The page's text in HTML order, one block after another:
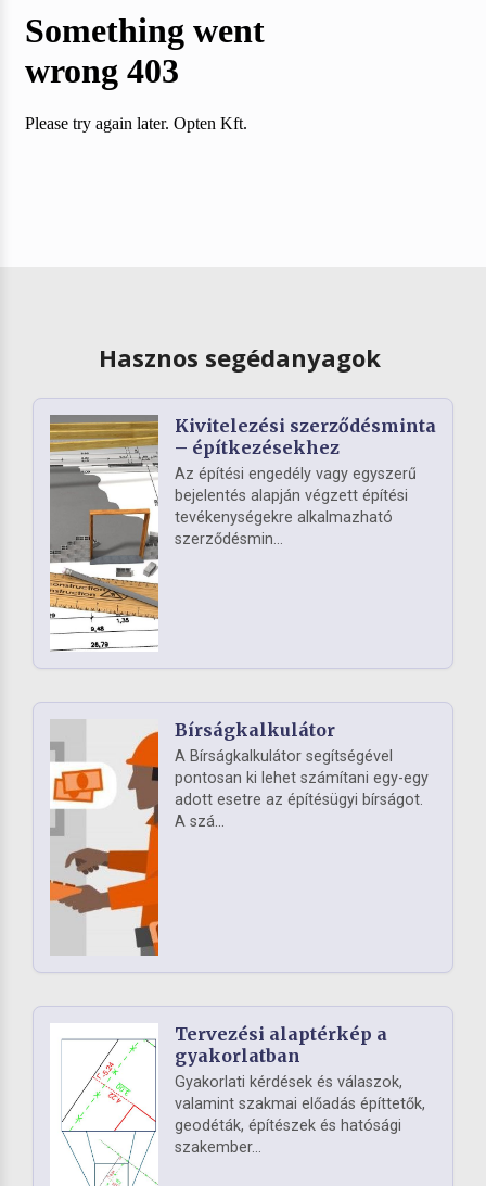
Hasznos segédanyagok
Kivitelezési szerződésminta
– építkezésekhez
Az építési engedély vagy egyszerű
bejelentés alapján végzett építési
tevékenységekre alkalmazható
szerződésmin...
Bírságkalkulátor
A Bírságkalkulátor segítségével
pontosan ki lehet számítani egy-egy
adott esetre az építésügyi bírságot.
A szá...
Tervezési alaptérkép a
gyakorlatban
Gyakorlati kérdések és válaszok,
valamint szakmai előadás építtetők,
geodéták, építészek és hatósági
szakember...